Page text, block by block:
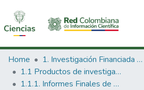
Communities & Collections
All of DSpace
Home
1. Investigación Financiada con Recursos Públicos
1.1 Productos de investigación
1.1.1. Informes Finales de Proyectos de Investigación